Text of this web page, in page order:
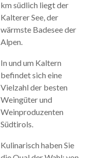
km südlich liegt der
Kalterer See, der
wärmste Badesee der
Alpen.
In und um Kaltern
befindet sich eine
Vielzahl der besten
Weingüter und
Weinproduzenten
Südtirols.
Kulinarisch haben Sie